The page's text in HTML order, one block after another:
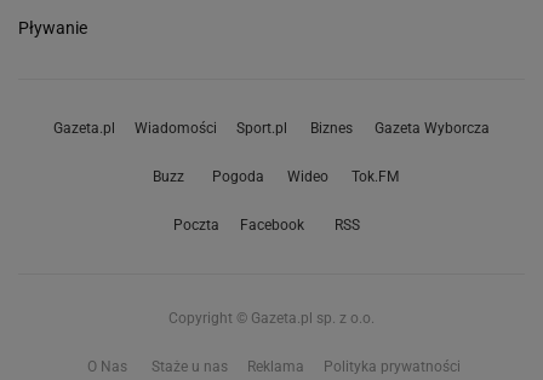
Pływanie
Gazeta.pl Wiadomości Sport.pl Biznes Gazeta Wyborcza
Buzz Pogoda Wideo Tok.FM
Poczta Facebook RSS
Copyright © Gazeta.pl sp. z o.o.
O Nas Staże u nas Reklama Polityka prywatności